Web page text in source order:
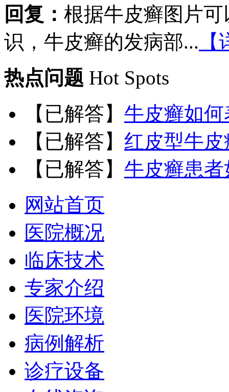
回复： 根据牛皮癣图片
识，牛皮癣的发病部...
热点问题 Hot Spots
【已解答】 牛皮癣如
【已解答】 红皮型牛
【已解答】 牛皮癣患
网站首页
医院概况
临床技术
专家介绍
医院环境
病例解析
诊疗设备